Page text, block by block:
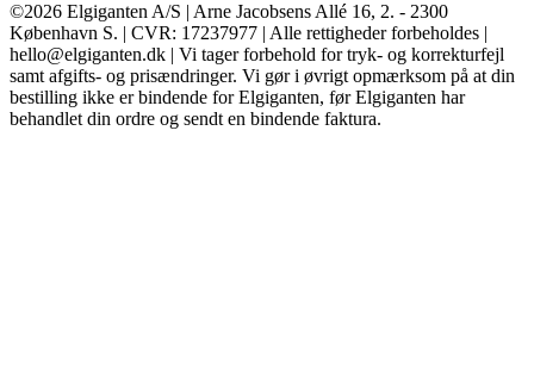
©2026 Elgiganten A/S | Arne Jacobsens Allé 16, 2. - 2300
København S. | CVR: 17237977 | Alle rettigheder forbeholdes |
hello@elgiganten.dk | Vi tager forbehold for tryk- og korrekturfejl
samt afgifts- og prisændringer. Vi gør i øvrigt opmærksom på at din
bestilling ikke er bindende for Elgiganten, før Elgiganten har
behandlet din ordre og sendt en bindende faktura.